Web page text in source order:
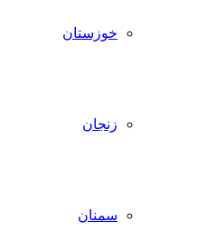
خوزستان
زنجان
سمنان